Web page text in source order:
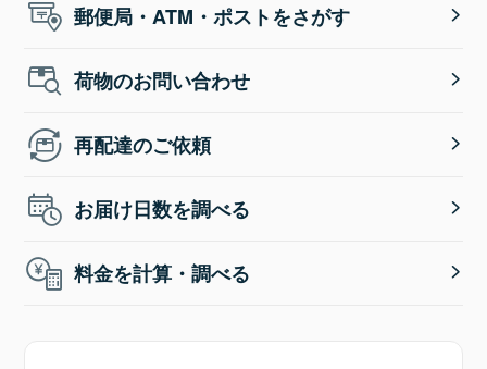
郵便局・ATM・ポストをさがす
荷物のお問い合わせ
再配達のご依頼
お届け日数を調べる
料金を計算・調べる